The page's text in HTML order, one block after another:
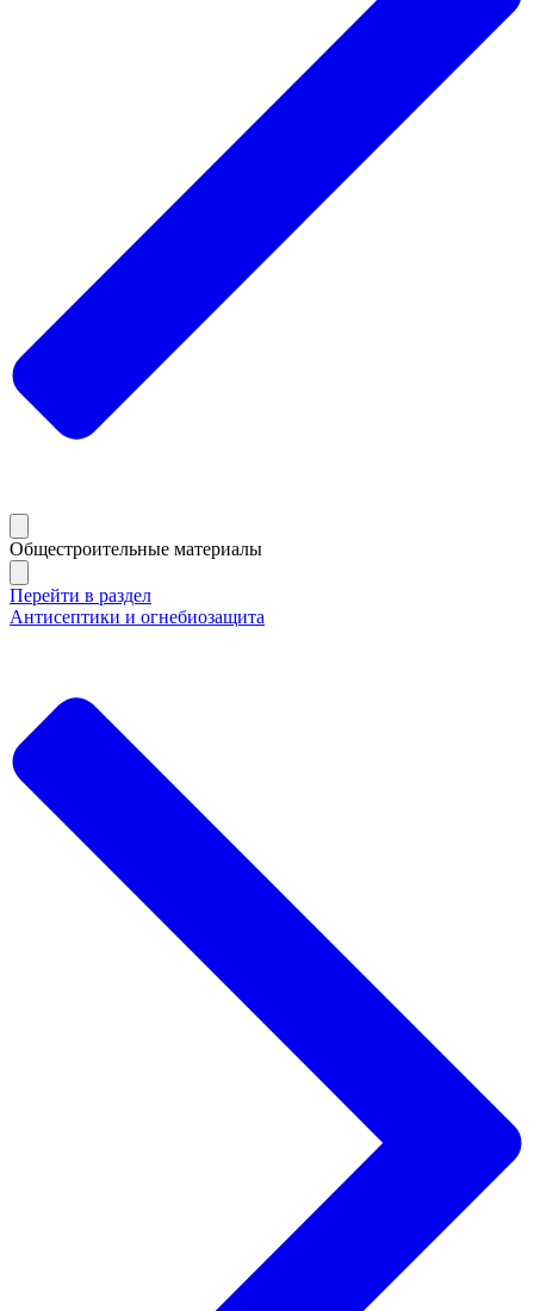
Общестроительные материалы
Перейти в раздел
Антисептики и огнебиозащита